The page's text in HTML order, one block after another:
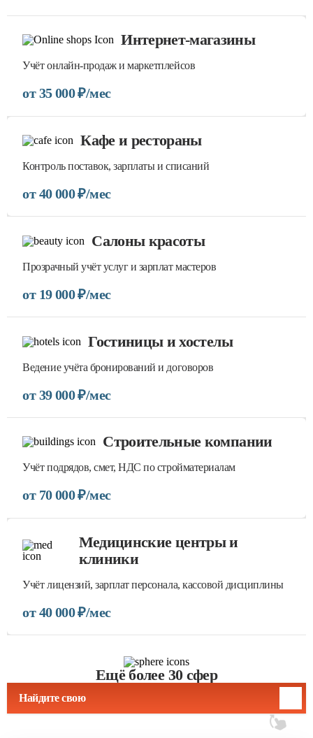
Интернет-магазины
Учёт онлайн-продаж и маркетплейсов
от 35 000 ₽/мес
Кафе и рестораны
Контроль поставок, зарплаты и списаний
от 40 000 ₽/мес
Салоны красоты
Прозрачный учёт услуг и зарплат мастеров
от 19 000 ₽/мес
Гостиницы и хостелы
Ведение учёта бронирований и договоров
от 39 000 ₽/мес
Строительные компании
Учёт подрядов, смет, НДС по стройматериалам
от 70 000 ₽/мес
Медицинские центры и
клиники
Учёт лицензий, зарплат персонала, кассовой дисциплины
от 40 000 ₽/мес
Ещё более 30 сфер
Найдите свою